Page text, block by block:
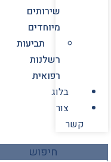
שירותים
מיוחדים
תביעות
רשלנות
רפואית
בלוג
צור
קשר
חיפוש